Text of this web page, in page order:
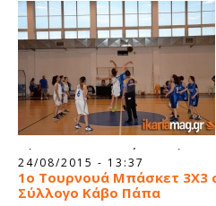
Κήρυκου με χορηγό τον Δήμο
την ομάδα της Χίου η οποία
διεξαχθεί στην Αθήνα.
24/08/2015 - 13:37
1o Τουρνουά Μπάσκετ 3Χ3
Σύλλογο Κάβο Πάπα